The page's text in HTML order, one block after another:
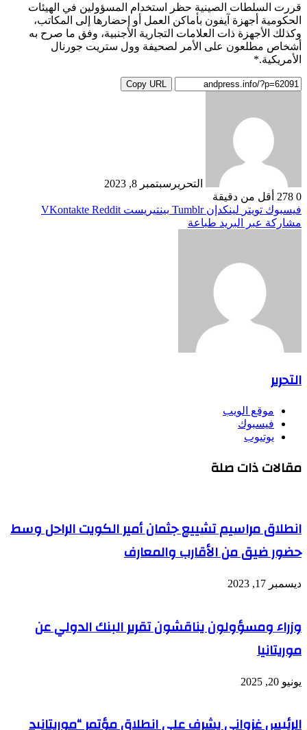
قررت السلطات الصينية حظر استخدام المسؤولين في الهيئات
الحكومية أجهزة آيفون بأماكن العمل أو إحضارها إلى المكاتب،
وكذلك الأجهزة ذات العلامات التجارية الأجنبية، وفق ما صرح به
أشخاص مطلعون على الأمر لصحيفة وول ستريت جورنال
الأمريكية.*
Copy URL
التحرير سبتمبر 8, 2023
0
أقل من دقيقة
فيسبوك تويتر لينكدإن بينتيريست
مشاركة عبر البريد طباعة
التحرير
موقع الويب
فيسبوك
يوتيوب
مقالات ذات صلة
انطلاق مراسيم تشييع جثمان أمير الكويت الراحل وسط
حضور ضيق من الأقارب والمعارف
ديسمبر 17, 2023
وزراء ومسؤولون يناقشون تقرير البنك الدولي عن
موريتانيا
يونيو 20, 2025
الرئيس غزواني يشرف على انطلاق مؤتمر “موريتانيد